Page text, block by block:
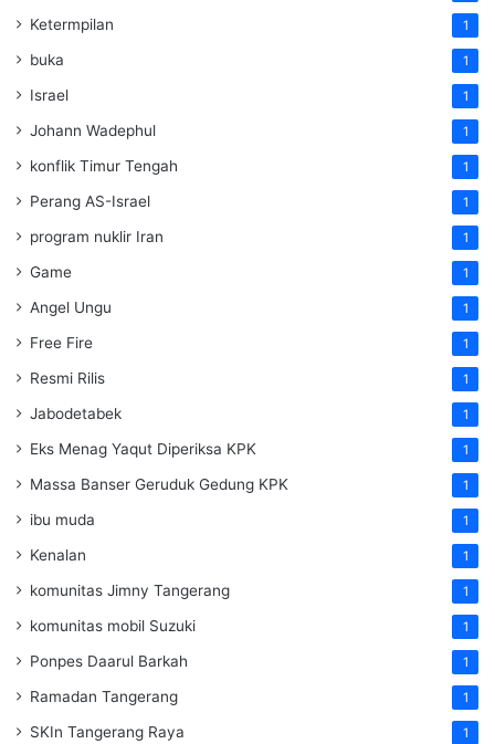
Ketermpilan 1
buka 1
Israel 1
Johann Wadephul 1
konflik Timur Tengah 1
Perang AS-Israel 1
program nuklir Iran 1
Game 1
Angel Ungu 1
Free Fire 1
Resmi Rilis 1
Jabodetabek 1
Eks Menag Yaqut Diperiksa KPK 1
Massa Banser Geruduk Gedung KPK 1
ibu muda 1
Kenalan 1
komunitas Jimny Tangerang 1
komunitas mobil Suzuki 1
Ponpes Daarul Barkah 1
Ramadan Tangerang 1
SKIn Tangerang Raya 1